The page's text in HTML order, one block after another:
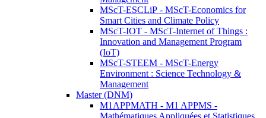
MScT-ESCLiP - MScT-Economics for
Smart Cities and Climate Policy
MScT-IOT - MScT-Internet of Things :
Innovation and Management Program
(IoT)
MScT-STEEM - MScT-Energy
Environment : Science Technology &
Management
Master (DNM)
M1APPMATH - M1 APPMS -
Mathématiques Appliquées et Statistiques